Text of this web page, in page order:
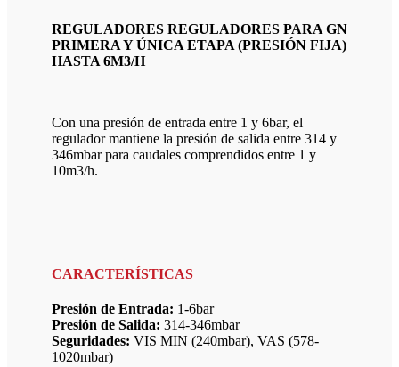
REGULADORES REGULADORES PARA GN
PRIMERA Y ÚNICA ETAPA (PRESIÓN FIJA)
HASTA 6M3/H
Con una presión de entrada entre 1 y 6bar, el
regulador mantiene la presión de salida entre 314 y
346mbar para caudales comprendidos entre 1 y
10m3/h.
CARACTERÍSTICAS
Presión de Entrada: 1-6bar
Presión de Salida: 314-346mbar
Seguridades: VIS MIN (240mbar), VAS (578-
1020mbar)